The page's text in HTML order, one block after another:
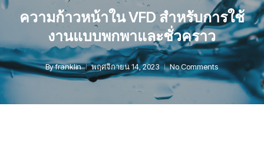
ความก้าวหน้าใน VFD สําหรับการใช้
งานแบบพกพาและชั่วคราว
Byfranklin พฤศจิกายน 14, 2023 No Comments